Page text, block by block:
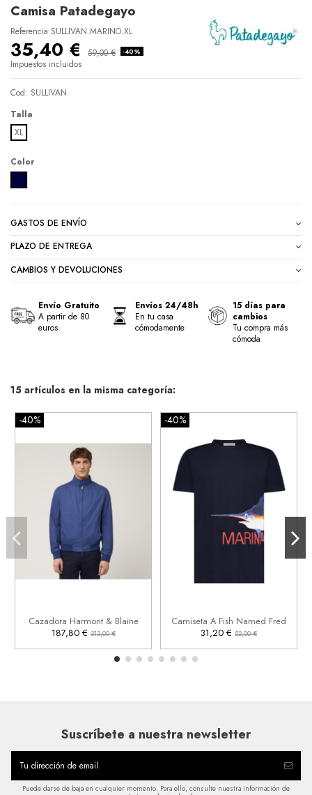
Camisa Patadegayo
Referencia SULLIVAN.MARINO.XL
35,40 € 59,00 € -40%
Impuestos incluidos
Cod: SULLIVAN
Talla
XL
Color
GASTOS DE ENVÍO
PLAZO DE ENTREGA
CAMBIOS Y DEVOLUCIONES
Envío Gratuito
A partir de 80
euros
Envíos 24/48h
En tu casa
cómodamente
15 días para
cambios
Tu compra más
cómoda
15 artículos en la misma categoría:
-40%
Cazadora Harmont & Blaine
187,80 €313,00 €
 Añadir al carrito
-40%
Camiseta A Fish Named Fred
31,20 € 52,00 €
 Añadir al carrito
Suscríbete a nuestra newsletter
Puede darse de baja en cualquier momento. Para ello, consulte nuestra información de